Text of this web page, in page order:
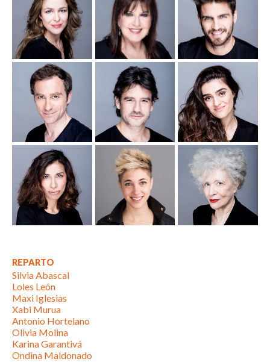
REPARTO
Silvia Abascal
Loles León
Maxi Iglesias
Xabi Murua
Antonio Hortelano
Olivia Molina
Karina Garantivá
Ondina Maldonado